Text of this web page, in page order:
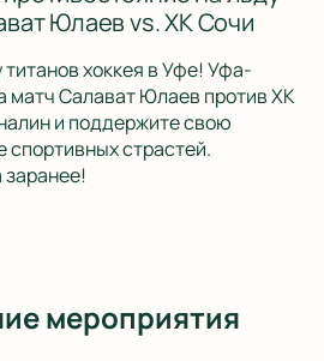
Юлаев vs. ХК Сочи
титанов хоккея в Уфе! Уфа-
матч Салават Юлаев против ХК
и поддержите свою
спортивных страстей.
мероприятия